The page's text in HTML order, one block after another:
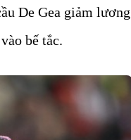
De Gea giảm lương
bế tắc.